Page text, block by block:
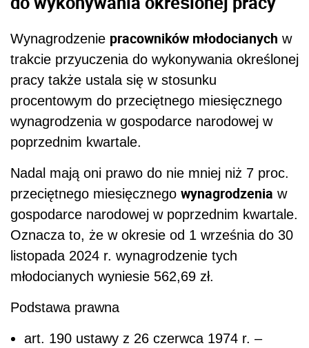
Wynagrodzenie pracowników młodocianych w
trakcie przyuczenia do wykonywania określonej
pracy także ustala się w stosunku
procentowym do przeciętnego miesięcznego
wynagrodzenia w gospodarce narodowej w
poprzednim kwartale.
Nadal mają oni prawo do nie mniej niż 7 proc.
przeciętnego miesięcznego wynagrodzenia w
gospodarce narodowej w poprzednim kwartale.
Oznacza to, że w okresie od 1 września do 30
listopada 2024 r. wynagrodzenie tych
młodocianych wyniesie 562,69 zł.
Podstawa prawna
art. 190 ustawy z 26 czerwca 1974 r. –